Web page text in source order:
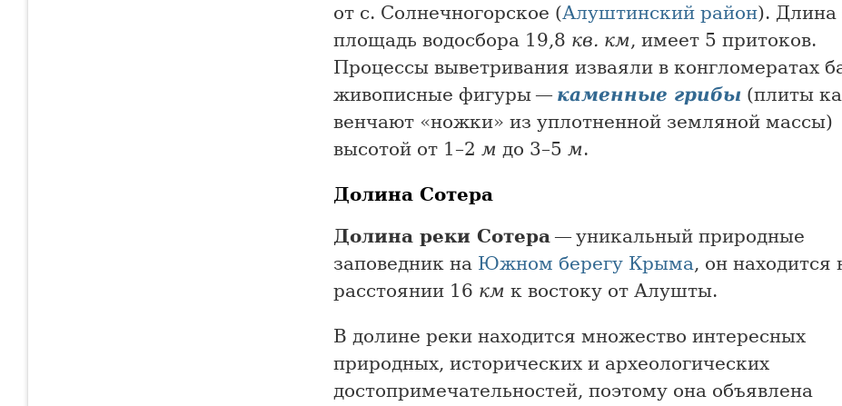
от с. Солнечногорское (Алуштинский район). Длина
площадь водосбора 19,8 кв. км, имеет 5 притоков.
Процессы выветривания изваяли в конгломератах
живописные фигуры — каменные грибы (плиты
венчают «ножки» из уплотненной земляной массы)
высотой от 1–2 м до 3–5 м.
Долина Сотера
Долина реки Сотера— уникальный природные
заповедник на Южном берегу Крыма, он находится
расстоянии 16 км к востоку от Алушты.
В долине реки находится множество интересных
природных, исторических и археологических
достопримечательностей, поэтому она объявлена